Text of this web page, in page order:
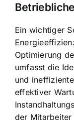
Ein wichtiger
Optimierung
umfasst die
und
effektiver
der Mitarbeiter